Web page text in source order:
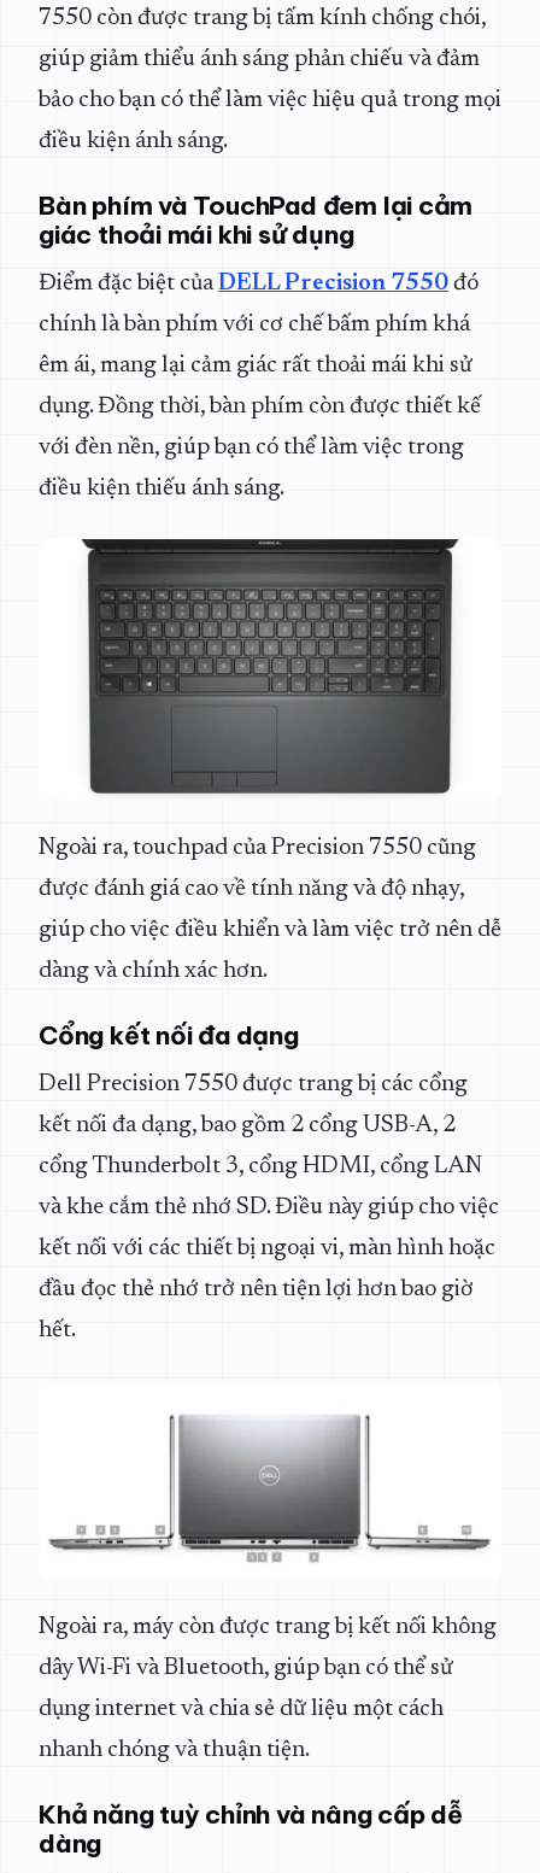
7550 còn được trang bị tấm kính chống chói,
giúp giảm thiểu ánh sáng phản chiếu và đảm
bảo cho bạn có thể làm việc hiệu quả trong mọi
điều kiện ánh sáng.
Bàn phím và TouchPad đem lại cảm
giác thoải mái khi sử dụng
Điểm đặc biệt củaDELL Precision 7550 đó
chính là bàn phím với cơ chế bấm phím khá
êm ái, mang lại cảm giác rất thoải mái khi sử
dụng. Đồng thời, bàn phím còn được thiết kế
với đèn nền, giúp bạn có thể làm việc trong
điều kiện thiếu ánh sáng.
Ngoài ra, touchpad của Precision 7550 cũng
được đánh giá cao về tính năng và độ nhạy,
giúp cho việc điều khiển và làm việc trở nên dễ
dàng và chính xác hơn.
Cổng kết nối đa dạng
Dell Precision 7550 được trang bị các cổng
kết nối đa dạng, bao gồm 2 cổng USB-A, 2
cổng Thunderbolt 3, cổng HDMI, cổng LAN
và khe cắm thẻ nhớ SD. Điều này giúp cho việc
kết nối với các thiết bị ngoại vi, màn hình hoặc
đầu đọc thẻ nhớ trở nên tiện lợi hơn bao giờ
hết.
Ngoài ra, máy còn được trang bị kết nối không
dây Wi-Fi và Bluetooth, giúp bạn có thể sử
dụng internet và chia sẻ dữ liệu một cách
nhanh chóng và thuận tiện.
Khả năng tuỳ chỉnh và nâng cấp dễ
dàng